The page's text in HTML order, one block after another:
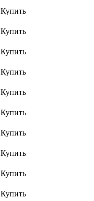
Купить
Купить
Купить
Купить
Купить
Купить
Купить
Купить
Купить
Купить